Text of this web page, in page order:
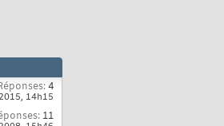
4
14h15
11